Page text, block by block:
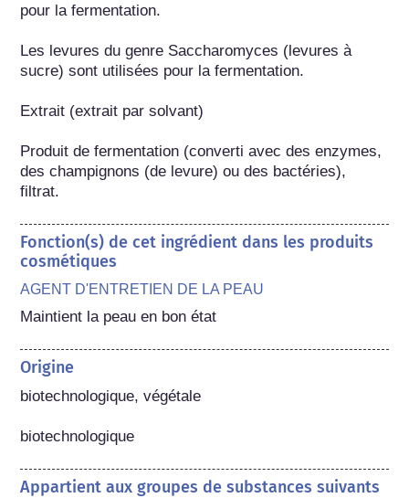
pour la fermentation.
Les levures du genre Saccharomyces (levures à
sucre) sont utilisées pour la fermentation.
Extrait (extrait par solvant)
Produit de fermentation (converti avec des enzymes,
des champignons (de levure) ou des bactéries),
filtrat.
Fonction(s) de cet ingrédient dans les produits
cosmétiques
AGENT D'ENTRETIEN DE LA PEAU
Maintient la peau en bon état
Origine
biotechnologique, végétale
biotechnologique
Appartient aux groupes de substances suivants